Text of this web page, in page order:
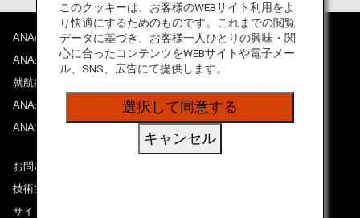
ANAについて
ANAからのお知らせ
就航都市
ANAがお約束する体験
ANAマイレージクラブ
お問い合わせ
技術的なお問い合わせ（推奨環境）
サイトマップ
このクッキーは、お客様のWEBサイト利用をよ
り快適にするためのものです。これまでの閲覧
データに基づき、お客様一人ひとりの興味・関
心に合ったコンテンツをWEBサイトや電子メー
ル、SNS、広告にて提供します。
選択して同意する
キャンセル